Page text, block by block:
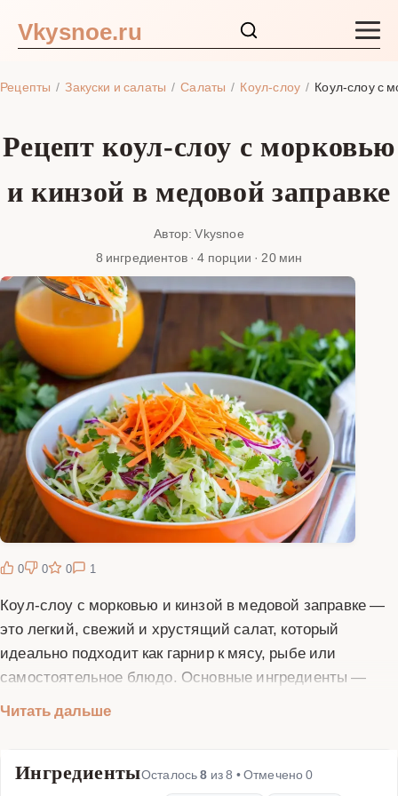
Vkysnoe.ru
Рецепты Закуски и салаты Салаты Коул-слоу Коул-слоу с
Рецепт коул-слоу с морковью
и кинзой в медовой заправке
Автор: Vkysnoe
8 ингредиентов · 4 порции · 20 мин
0 0 0 1
Коул-слоу с морковью и кинзой в медовой заправке —
это легкий, свежий и хрустящий салат, который
идеально подходит как гарнир к мясу, рыбе или
самостоятельное блюдо. Основные ингредиенты —
и аромат. Медовая заправка добавляет сладковатые
Этот рецепт особенно популярен в летний сезон, когда
Читать дальше
ИнгредиентыОсталось8 из8 • Отмечено0